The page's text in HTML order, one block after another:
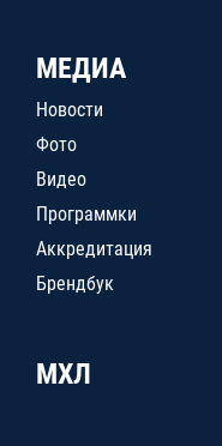
МЕДИА
Новости
Фото
Видео
Программки
Аккредитация
Брендбук
МХЛ